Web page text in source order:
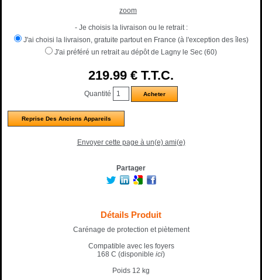
zoom
- Je choisis la livraison ou le retrait :
J'ai choisi la livraison, gratuite partout en France (à l'exception des îles)
J'ai préféré un retrait au dépôt de Lagny le Sec (60)
219.99 € T.T.C.
Quantité
Reprise Des Anciens Appareils
Envoyer cette page à un(e) ami(e)
Partager
Détails Produit
Carénage de protection et piètement
Compatible avec les foyers
168 C (disponible ici)
Poids 12 kg